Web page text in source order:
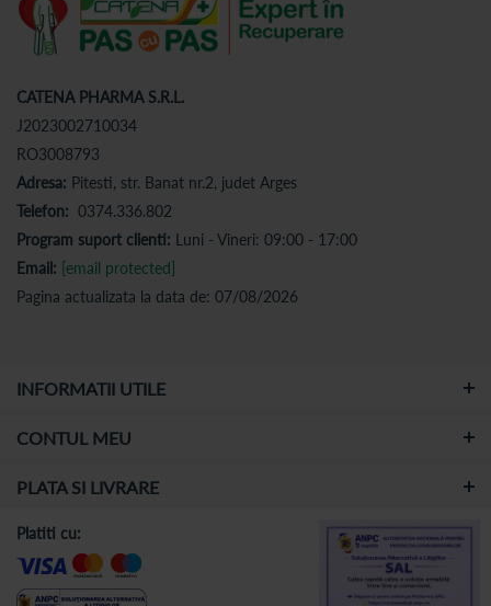
CATENA PHARMA S.R.L.
J2023002710034
RO3008793
Adresa: Pitesti, str. Banat nr.2, judet Arges
Telefon: 0374.336.802
Program suport clienti: Luni - Vineri: 09:00 - 17:00
Email: [email protected]
Pagina actualizata la data de: 07/08/2026
INFORMATII UTILE
CONTUL MEU
PLATA SI LIVRARE
Platiti cu: